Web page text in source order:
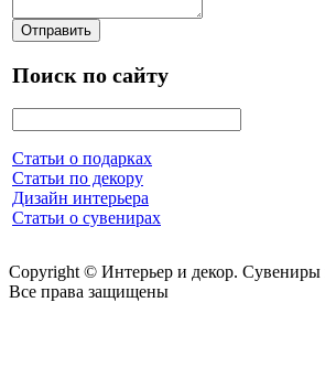
Поиск по сайту
Статьи о подарках
Статьи по декору
Дизайн интерьера
Статьи о сувенирах
Copyright © Интерьер и декор. Сувениры
Все права защищены